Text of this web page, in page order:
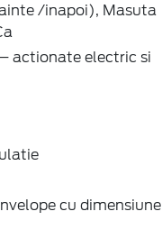
/inapoi), Masuta
actionate electric si
cu dimensiune